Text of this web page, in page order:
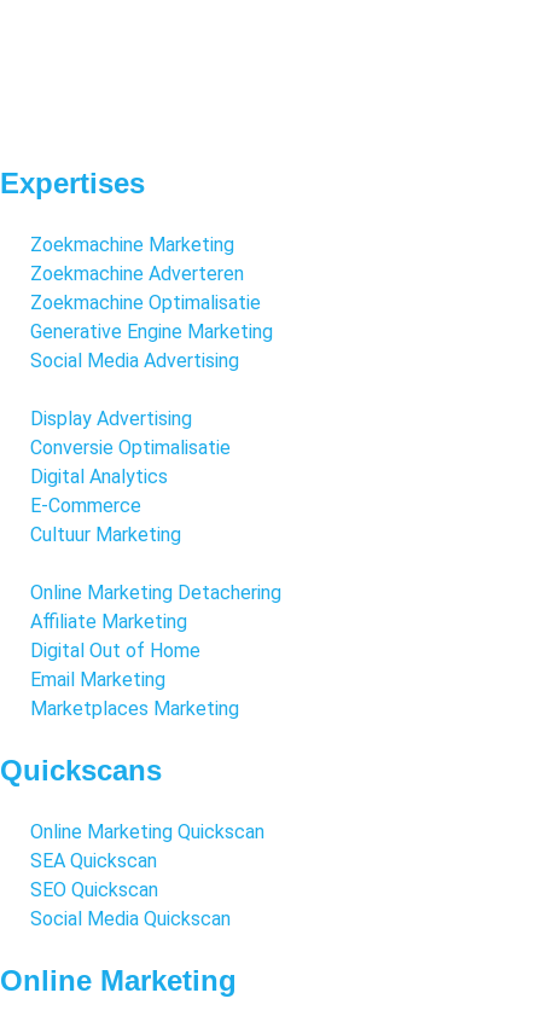
Expertises
Zoekmachine Marketing
Zoekmachine Adverteren
Zoekmachine Optimalisatie
Generative Engine Marketing
Social Media Advertising
Display Advertising
Conversie Optimalisatie
Digital Analytics
E-Commerce
Cultuur Marketing
Online Marketing Detachering
Affiliate Marketing
Digital Out of Home
Email Marketing
Marketplaces Marketing
Quickscans
Online Marketing Quickscan
SEA Quickscan
SEO Quickscan
Social Media Quickscan
Online Marketing